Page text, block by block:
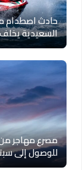
حادث اصطدام
السعيدية
مصرع مهاجر من
للوصول إلى